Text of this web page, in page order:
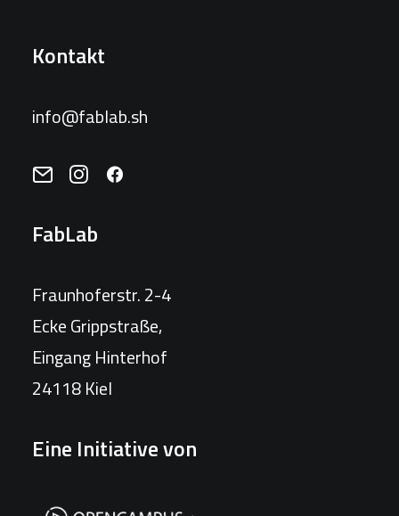
Kontakt
info@fablab.sh
FabLab
Fraunhoferstr. 2-4
Ecke Grippstraße,
Eingang Hinterhof
24118 Kiel
Eine Initiative von